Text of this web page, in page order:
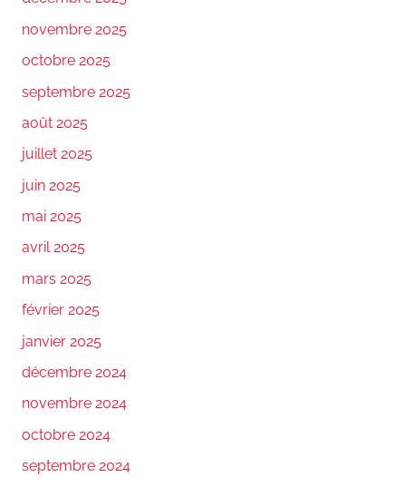
novembre 2025
octobre 2025
septembre 2025
août 2025
juillet 2025
juin 2025
mai 2025
avril 2025
mars 2025
février 2025
janvier 2025
décembre 2024
novembre 2024
octobre 2024
septembre 2024